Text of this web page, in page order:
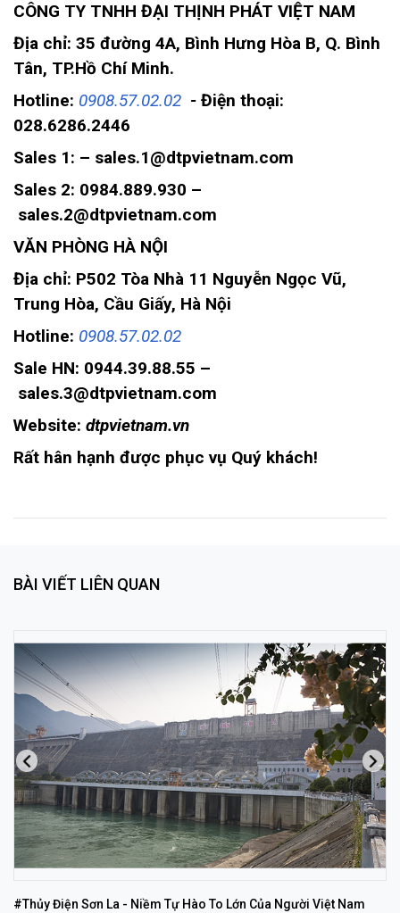
CÔNG TY TNHH ĐẠI THỊNH PHÁT VIỆT NAM
Địa chỉ: 35 đường 4A, Bình Hưng Hòa B, Q. Bình
Tân, TP.Hồ Chí Minh.
Hotline: 0908.57.02.02 - Điện thoại:
028.6286.2446
Sales 1: – sales.1@dtpvietnam.com
Sales 2: 0984.889.930 –
sales.2@dtpvietnam.com
VĂN PHÒNG HÀ NỘI
Địa chỉ: P502 Tòa Nhà 11 Nguyễn Ngọc Vũ,
Trung Hòa, Cầu Giấy, Hà Nội
Hotline: 0908.57.02.02
Sale HN: 0944.39.88.55 –
sales.3@dtpvietnam.com
Website: dtpvietnam.vn
Rất hân hạnh được phục vụ Quý khách!
BÀI VIẾT LIÊN QUAN
#Thủy Điện Sơn La - Niềm Tự Hào To Lớn Của Người Việt Nam